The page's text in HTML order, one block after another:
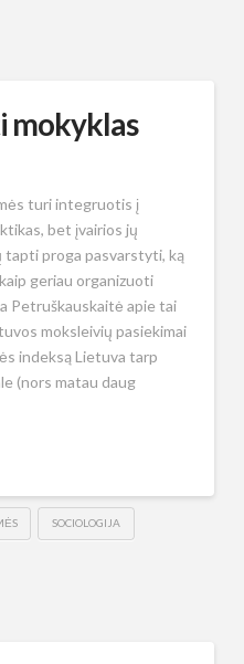
mokyklas
turi integruotis į
bet įvairios jų
proga pasvarstyti, ką
geriau organizuoti
Petruškauskaitė apie tai
moksleivių pasiekimai
indeksą Lietuva tarp
(nors matau daug
SOCIOLOGIJA